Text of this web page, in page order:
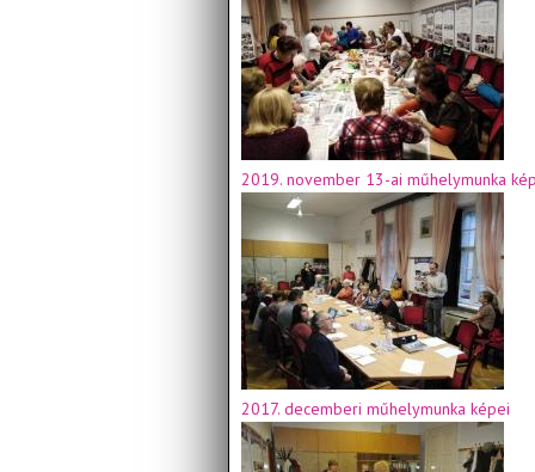
2019. november 13-ai műhelymunka
2017. decemberi műhelymunka képei